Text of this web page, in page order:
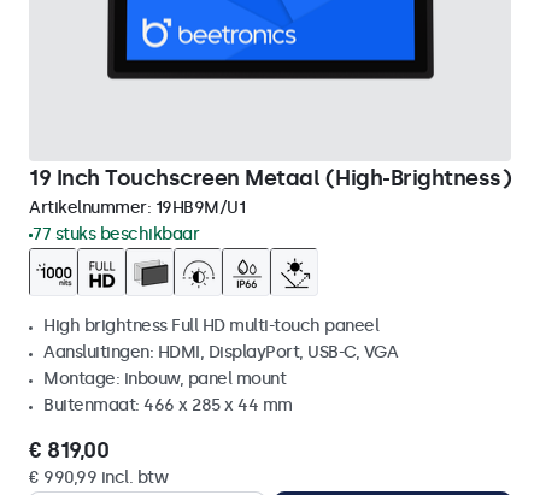
19 Inch Touchscreen Metaal (High-Brightness)
Artikelnummer: 19HB9M/U1
77 stuks beschikbaar
High brightness Full HD multi-touch paneel
Aansluitingen: HDMI, DisplayPort, USB-C, VGA
Montage: inbouw, panel mount
Buitenmaat: 466 x 285 x 44 mm
€ 819,00
€ 990,99 incl. btw